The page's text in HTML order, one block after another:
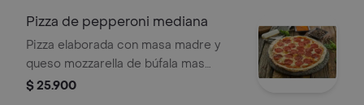
Pizza de pepperoni mediana
Pizza elaborada con masa madre y
queso mozzarella de búfala mas
rodajas de pepperoni. plu: 3449828 .
$ 25.900